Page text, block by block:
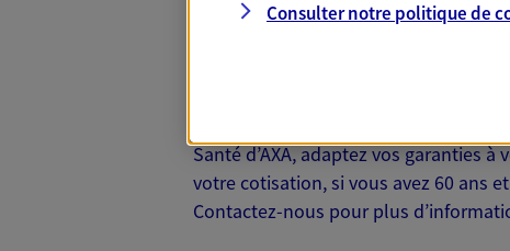
Santé d’AXA, adaptez vos garanties
votre cotisation, si vous avez 60 ans
Contactez-nous pour plus
Consulter notre politique de